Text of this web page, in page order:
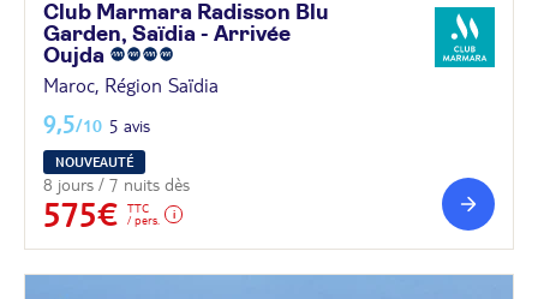
Club Marmara Radisson Blu
Garden, Saïdia - Arrivée
Oujda
Maroc, Région Saïdia
9,5/10 5 avis
NOUVEAUTÉ
8 jours / 7 nuits dès
575€
TTC
/ pers.